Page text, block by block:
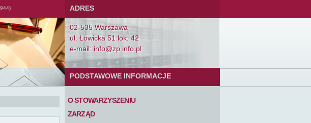
ADRES
02-535 Warszawa
ul. Łowicka 51 lok. 42
e-mail: info@zp.info.pl
PODSTAWOWE INFORMACJE
O STOWARZYSZENIU
ZARZĄD